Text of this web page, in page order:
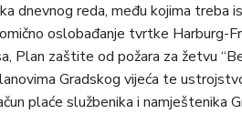
dnevnog reda, među kojima treba
oslobađanje tvrtke Harburg-
Plan zaštite od požara za žetvu
Gradskog vijeća te
plaće službenika i namještenika